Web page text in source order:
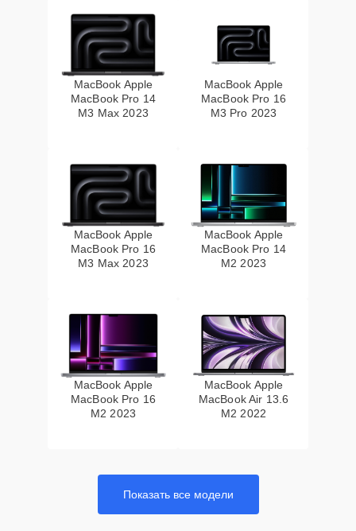
MacBook Apple
MacBook Pro 14
M3 Max 2023
MacBook Apple
MacBook Pro 16
M3 Pro 2023
MacBook Apple
MacBook Pro 16
M3 Max 2023
MacBook Apple
MacBook Pro 14
M2 2023
MacBook Apple
MacBook Pro 16
M2 2023
MacBook Apple
MacBook Air 13.6
M2 2022
Показать все модели